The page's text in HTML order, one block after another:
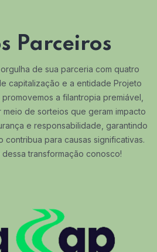
Parceiros
de sua parceria com quatro
capitalização e a entidade Projeto
a filantropia premiável,
de sorteios que geram impacto
e responsabilidade, garantindo
contribua para causas significativas.
transformação conosco!